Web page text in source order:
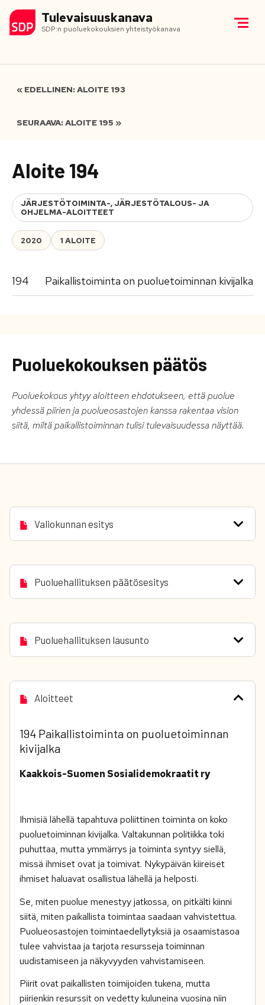
Tulevaisuuskanava
SDP:n puoluekokouksien yhteistyökanava
« EDELLINEN: ALOITE 193
SEURAAVA: ALOITE 195 »
Aloite 194
JÄRJESTÖTOIMINTA-, JÄRJESTÖTALOUS- JA
OHJELMA-ALOITTEET
2020 1 ALOITE
194 Paikallistoiminta on puoluetoiminnan kivijalka
Puoluekokouksen päätös
Puoluekokous yhtyy aloitteen ehdotukseen, että puolue
yhdessä piirien ja puolueosastojen kanssa rakentaa vision
siitä, miltä paikallistoiminnan tulisi tulevaisuudessa näyttää.
Valiokunnan esitys
Puoluehallituksen päätösesitys
Puoluehallituksen lausunto
Aloitteet
194 Paikallistoiminta on puoluetoiminnan
kivijalka
Kaakkois-Suomen Sosialidemokraatit ry
Ihmisiä lähellä tapahtuva poliittinen toiminta on koko
puoluetoiminnan kivijalka. Valtakunnan politiikka toki
puhuttaa, mutta ymmärrys ja toiminta syntyy siellä,
missä ihmiset ovat ja toimivat. Nykypäivän kiireiset
ihmiset haluavat osallistua lähellä ja helposti.
Se, miten puolue menestyy jatkossa, on pitkälti kiinni
siitä, miten paikallista toimintaa saadaan vahvistettua.
Puolueosastojen toimintaedellytyksiä ja osaamistasoa
tulee vahvistaa ja tarjota resursseja toiminnan
uudistamiseen ja näkyvyyden vahvistamiseen.
Piirit ovat paikallisten toimijoiden tukena, mutta
piirienkin resurssit on vedetty kuluneina vuosina niin